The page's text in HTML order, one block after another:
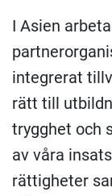
I Asien
integrerat
rätt till
trygghet och
av våra
rättigheter